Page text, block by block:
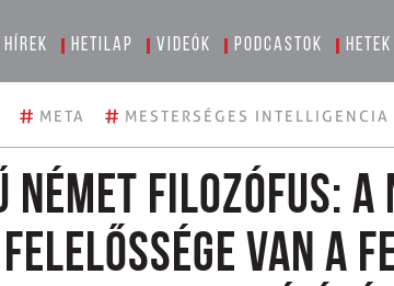
Hírek Hetilap Videók Podcastok
# META # MESTERSÉGES INTELLIGENCIA
német filozófus: a
van a